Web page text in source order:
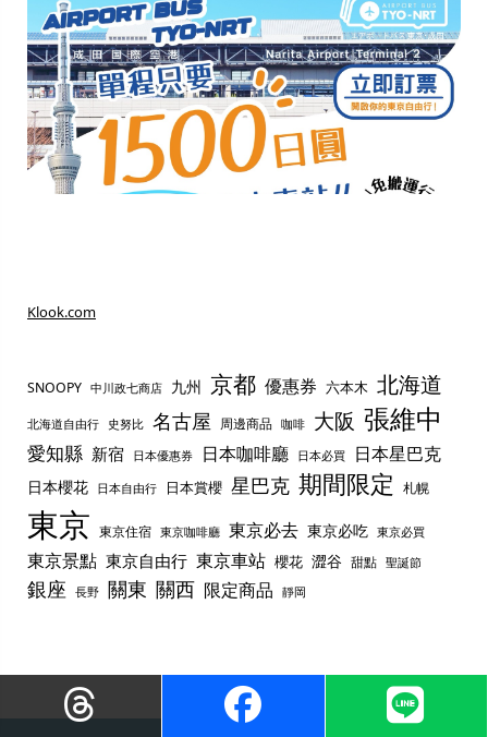
Klook.com
SNOOPY 中川政七商店 九州 京都 優惠券 六本木 北海道
北海道自由行 史努比 名古屋 周邊商品 咖啡 大阪 張維中
愛知縣 新宿 日本優惠券 日本咖啡廳 日本必買 日本星巴克
日本櫻花 日本自由行 日本賞櫻 星巴克 期間限定 札幌
東京 東京住宿 東京咖啡廳 東京必去 東京必吃 東京必買
東京景點 東京自由行 東京車站 櫻花 澀谷 甜點 聖誕節
銀座 長野 關東 關西 限定商品 靜岡